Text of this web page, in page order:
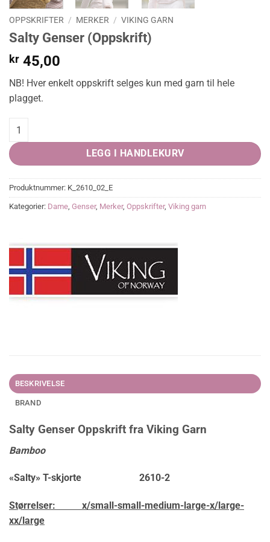
OPPSKRIFTER / MERKER / VIKING GARN
Salty Genser (Oppskrift)
kr 45,00
NB! Hver enkelt oppskrift selges kun med garn til hele
plagget.
Salty Genser (Oppskrift) quantity
LEGG I HANDLEKURV
Produktnummer: K_2610_02_E
Kategorier: Dame, Genser, Merker, Oppskrifter, Viking garn
BESKRIVELSE
BRAND
Salty Genser Oppskrift fra Viking Garn
Bamboo
«Salty» T-skjorte 2610-2
Størrelser:
x/small-small-medium-large-x/large-
xx/large